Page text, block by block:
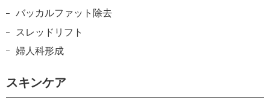
バッカルファット除去
スレッドリフト
婦人科形成
スキンケア